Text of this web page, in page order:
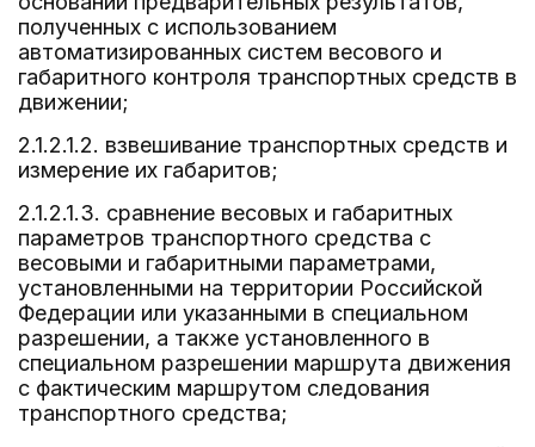
полученных с использованием
автоматизированных систем весового и
габаритного контроля транспортных средств в
движении;
2.1.2.1.2. взвешивание транспортных средств и
измерение их габаритов;
2.1.2.1.3. сравнение весовых и габаритных
параметров транспортного средства с
весовыми и габаритными параметрами,
установленными на территории Российской
Федерации или указанными в специальном
разрешении, а также установленного в
специальном разрешении маршрута движения
с фактическим маршрутом следования
транспортного средства;